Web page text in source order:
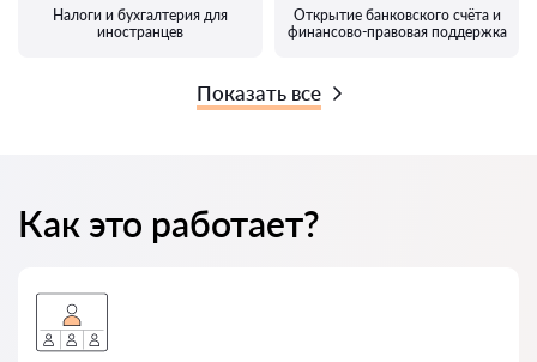
Налоги и бухгалтерия для
иностранцев
Открытие банковского счёта и
финансово-правовая поддержка
Показать все
Как это работает?